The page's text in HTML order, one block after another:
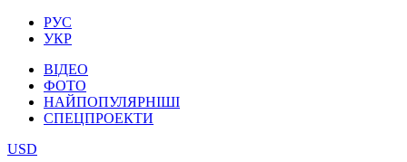
РУС
УКР
ВІДЕО
ФОТО
НАЙПОПУЛЯРНІШІ
СПЕЦПРОЕКТИ
USD